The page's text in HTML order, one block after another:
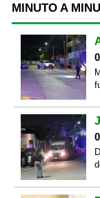
MINUTO A